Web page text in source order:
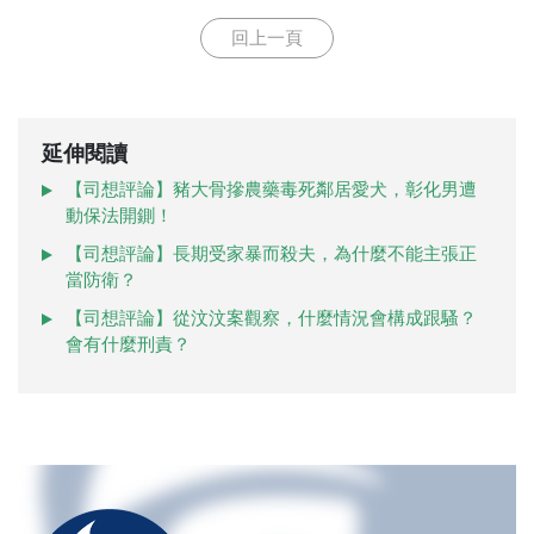
回上一頁
延伸閱讀
【司想評論】豬大骨摻農藥毒死鄰居愛犬，彰化男遭
動保法開鍘！
【司想評論】長期受家暴而殺夫，為什麼不能主張正
當防衛？
【司想評論】從汶汶案觀察，什麼情況會構成跟騷？
會有什麼刑責？